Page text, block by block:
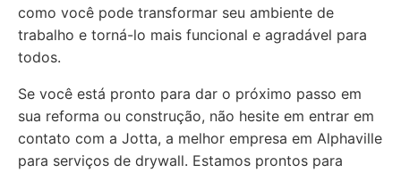
como você pode transformar seu ambiente de
trabalho e torná-lo mais funcional e agradável para
todos.
Se você está pronto para dar o próximo passo em
sua reforma ou construção, não hesite em entrar em
contato com a Jotta, a melhor empresa em Alphaville
para serviços de drywall. Estamos prontos para